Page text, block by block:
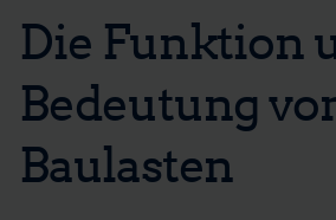
Die Funktion
Bedeutung
Baulasten